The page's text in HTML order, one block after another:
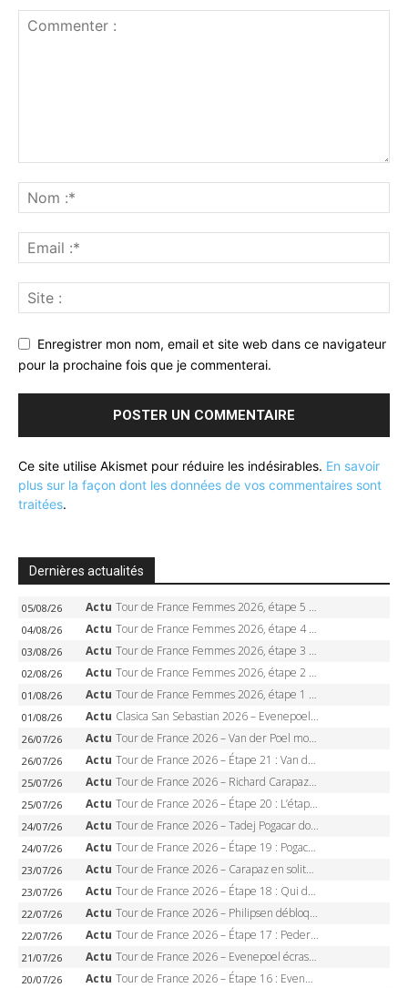
Enregistrer mon nom, email et site web dans ce navigateur
pour la prochaine fois que je commenterai.
Ce site utilise Akismet pour réduire les indésirables. En savoir
plus sur la façon dont les données de vos commentaires sont
traitées.
Dernières actualités
05/08/26 Actu Tour de France Femmes 2026, étape 5 – Demi Vollering gagne à Belleville, Reusser en jaune, Ferrand-Prévot coule
04/08/26 Actu Tour de France Femmes 2026, étape 4 – Marlen Reusser écrase le chrono, Ferrand-Prévot en crise
03/08/26 Actu Tour de France Femmes 2026, étape 3 – Sigrid Haugset en solitaire, 88 km d’échappée, maillot jaune
02/08/26 Actu Tour de France Femmes 2026, étape 2 – Lorena Wiebes doublé à Genève, Markus héroïque, 7e record
01/08/26 Actu Tour de France Femmes 2026, étape 1 – Lorena Wiebes intouchable à Lausanne, premier maillot jaune
01/08/26 Actu Clasica San Sebastian 2026 – Evenepoel recordman, 4e victoire, Carapaz battu au sprint
26/07/26 Actu Tour de France 2026 – Van der Poel monumental à Paris, Pogacar égale le record des cinq sacres
26/07/26 Actu Tour de France 2026 – Étape 21 : Van der Poel, Pogacar, qui succédera à Wout van Aert sur les Champs-Elysées ?
25/07/26 Actu Tour de France 2026 – Richard Carapaz roi des Alpes, doublé et maillot à pois, Seixas perd le podium
25/07/26 Actu Tour de France 2026 – Étape 20 : L’étape reine, Galibier, Sarenne, Alpe d’Huez, qui succédera à Pogacar ?
24/07/26 Actu Tour de France 2026 – Tadej Pogacar dompte l’Alpe d’Huez, 5e victoire, record de Pantani pulvérisé
24/07/26 Actu Tour de France 2026 – Étape 19 : Pogacar peut-il enfin dompter l’Alpe d’Huez ?
23/07/26 Actu Tour de France 2026 – Carapaz en solitaire à Orcières-Merlette, Paret-Peintre à un point du maillot à pois
23/07/26 Actu Tour de France 2026 – Étape 18 : Qui domptera Orcières-Merlette, première marche vers l’Alpe d’Huez ?
22/07/26 Actu Tour de France 2026 – Philipsen débloque son compteur à Voiron, Pedersen en danger pour le maillot vert
22/07/26 Actu Tour de France 2026 – Étape 17 : Pedersen peut-il verrouiller le maillot vert à Voiron ?
21/07/26 Actu Tour de France 2026 – Evenepoel écrase le chrono d’Évian, Seixas 4e, Lipowitz abandonne
20/07/26 Actu Tour de France 2026 – Étape 16 : Evenepoel, Pogacar, Ganna… qui domptera le chrono d’Évian pour redessiner le podium ?